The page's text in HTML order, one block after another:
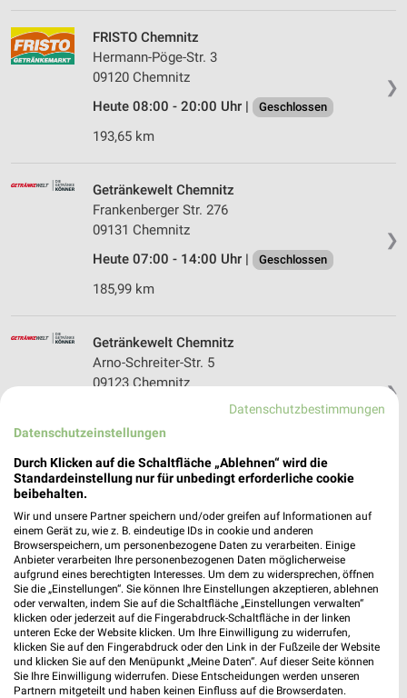
❯
FRISTO Chemnitz
Hermann-Pöge-Str. 3
09120 Chemnitz
Heute 08:00 - 20:00 Uhr |
Geschlossen
193,65 km
❯
Getränkewelt Chemnitz
Frankenberger Str. 276
09131 Chemnitz
Heute 07:00 - 14:00 Uhr |
Geschlossen
185,99 km
❯
Getränkewelt Chemnitz
Arno-Schreiter-Str. 5
09123 Chemnitz
Heute 08:00 - 20:00 Uhr | Geschlossen
195,39 km
Stollberger Str. 174
09122 Chemnitz
Heute 08:00 - 20:00 Uhr | Geschlossen
194,93 km
FRISTO Chemnitz
Zwickauer Straße 442
09117 Chemnitz
Datenschutzbestimmungen
Datenschutzeinstellungen
Durch Klicken auf die Schaltfläche „Ablehnen“ wird die
Standardeinstellung nur für unbedingt erforderliche cookie
beibehalten.
Wir und unsere Partner speichern und/oder greifen auf Informationen auf
einem Gerät zu, wie z. B. eindeutige IDs in cookie und anderen
Browserspeichern, um personenbezogene Daten zu verarbeiten. Einige
Anbieter verarbeiten Ihre personenbezogenen Daten möglicherweise
aufgrund eines berechtigten Interesses. Um dem zu widersprechen, öffnen
Sie die „Einstellungen“. Sie können Ihre Einstellungen akzeptieren, ablehnen
oder verwalten, indem Sie auf die Schaltfläche „Einstellungen verwalten“
klicken oder jederzeit auf die Fingerabdruck-Schaltfläche in der linken
unteren Ecke der Website klicken. Um Ihre Einwilligung zu widerrufen,
klicken Sie auf den Fingerabdruck oder den Link in der Fußzeile der Website
und klicken Sie auf den Menüpunkt „Meine Daten“. Auf dieser Seite können
Sie Ihre Einwilligung widerrufen. Diese Entscheidungen werden unseren
Partnern mitgeteilt und haben keinen Einfluss auf die Browserdaten.